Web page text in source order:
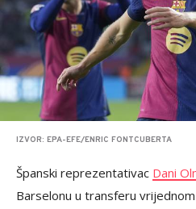
IZVOR: EPA-EFE/ENRIC FONTCUBERTA
Španski reprezentativac Dani
Barselonu u transferu